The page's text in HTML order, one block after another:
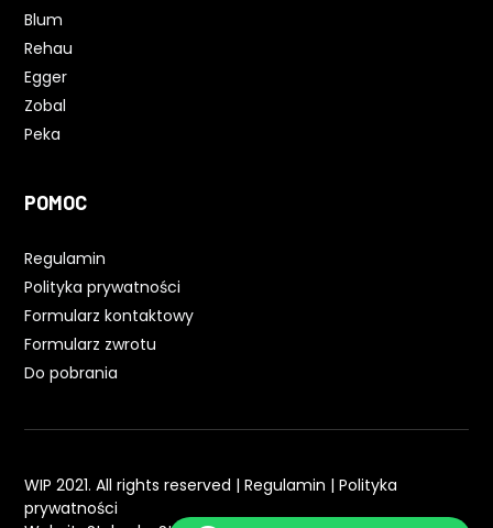
Blum
Rehau
Egger
Zobal
Peka
POMOC
Regulamin
Polityka prywatności
Formularz kontaktowy
Formularz zwrotu
Do pobrania
WIP 2021. All rights reserved |Regulamin |Polityka
prywatności